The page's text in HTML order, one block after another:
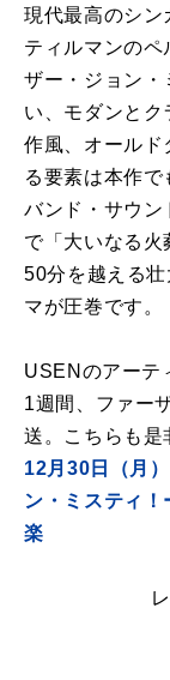
現代最高のシン
ティルマンの
ザー・ジョン・
い、モダンと
作風、オールド
る要素は本作
バンド・サウン
で「大いなる
50分を越える
マが圧巻です。
USENのアーテ
1週間、ファー
送。こちらも是
12月30日（月
ン・ミスティ
楽